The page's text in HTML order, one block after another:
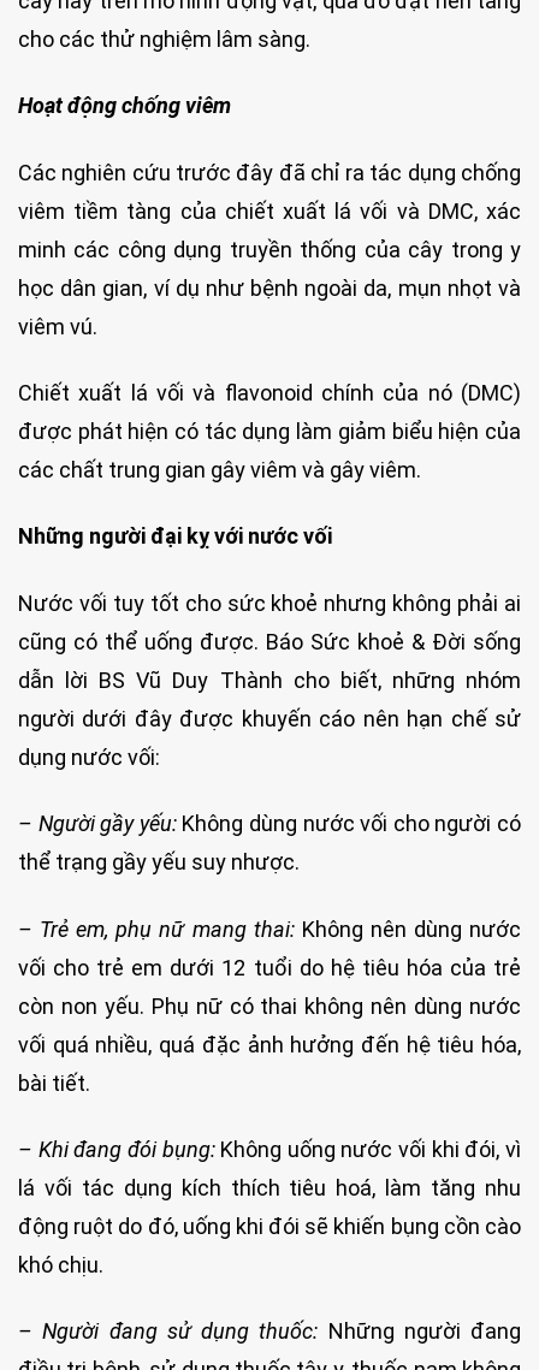
cho các thử nghiệm lâm sàng.
Hoạt động chống viêm
Các nghiên cứu trước đây đã chỉ ra tác dụng chống
viêm tiềm tàng của chiết xuất lá vối và DMC, xác
minh các công dụng truyền thống của cây trong y
học dân gian, ví dụ như bệnh ngoài da, mụn nhọt và
viêm vú.
Chiết xuất lá vối và flavonoid chính của nó (DMC)
được phát hiện có tác dụng làm giảm biểu hiện của
các chất trung gian gây viêm và gây viêm.
Những người đại kỵ với nước vối
Nước vối tuy tốt cho sức khoẻ nhưng không phải ai
cũng có thể uống được. Báo Sức khoẻ & Đời sống
dẫn lời BS Vũ Duy Thành cho biết, những nhóm
người dưới đây được khuyến cáo nên hạn chế sử
dụng nước vối:
– Người gầy yếu:Không dùng nước vối cho người có
thể trạng gầy yếu suy nhược.
– Trẻ em, phụ nữ mang thai:Không nên dùng nước
vối cho trẻ em dưới 12 tuổi do hệ tiêu hóa của trẻ
còn non yếu. Phụ nữ có thai không nên dùng nước
vối quá nhiều, quá đặc ảnh hưởng đến hệ tiêu hóa,
bài tiết.
– Khi đang đói bụng:Không uống nước vối khi đói, vì
lá vối tác dụng kích thích tiêu hoá, làm tăng nhu
động ruột do đó, uống khi đói sẽ khiến bụng cồn cào
khó chịu.
– Người đang sử dụng thuốc: Những người đang